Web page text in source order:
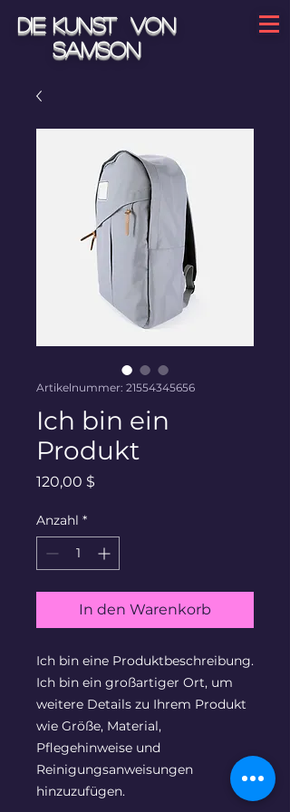
Die Kunst von
Samson
Artikelnummer: 21554345656
Ich bin ein
Produkt
120,00 $
Anzahl *
In den Warenkorb
Ich bin eine Produktbeschreibung.
Ich bin ein großartiger Ort, um
weitere Details zu Ihrem Produkt
wie Größe, Material,
Pflegehinweise und
Reinigungsanweisungen
hinzuzufügen.